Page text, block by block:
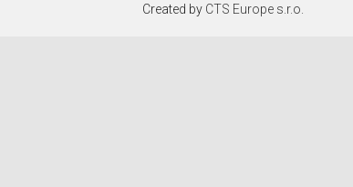
Created by CTS Europe s.r.o.